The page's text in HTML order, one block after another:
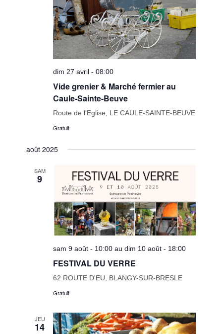
dim 27 avril - 08:00
Vide grenier & Marché fermier au
Caule-Sainte-Beuve
Route de l'Eglise, LE CAULE-SAINTE-BEUVE
Gratuit
août 2025
SAM
9
sam 9 août - 10:00 au dim 10 août - 18:00
FESTIVAL DU VERRE
62 ROUTE D'EU, BLANGY-SUR-BRESLE
Gratuit
JEU
14